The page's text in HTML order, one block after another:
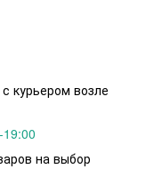
курьером возле
на выбор